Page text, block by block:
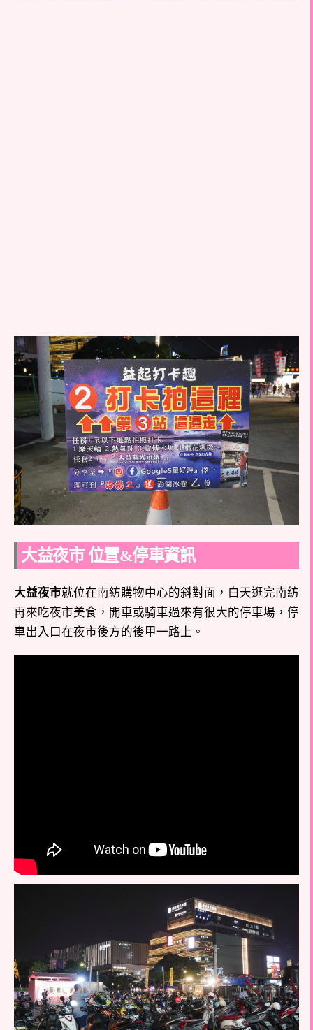
大益夜市 位置&停車資訊
大益夜市就位在南紡購物中心的斜對面，白天逛完南紡
再來吃夜市美食，開車或騎車過來有很大的停車場，停
車出入口在夜市後方的後甲一路上。